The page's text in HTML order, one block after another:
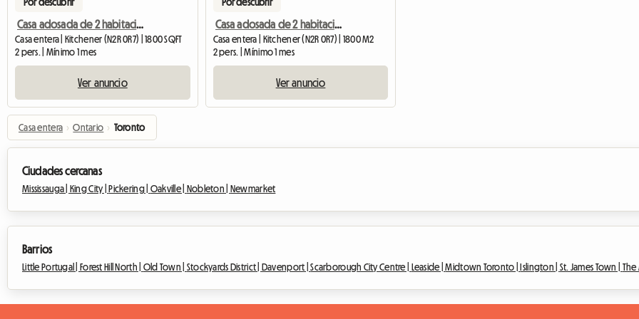
Casa adosada de 2 habitaciones y 2,5 baños
Casa entera | Kitchener (N2R 0R7) | 1800 SQFT
2 pers. | Mínimo 1 mes
Ver anuncio
Casa adosada de 2 habitaciones y 2,5 baños
Casa entera | Kitchener (N2R 0R7) | 1800 M2
2 pers. | Mínimo 1 mes
Ver anuncio
Casa entera › Ontario › Toronto
Ciudades cercanas
Mississauga | King City |Pickering | Oakville | Nobleton | Newmarket
Barrios
Little Portugal |Forest Hill North | Old Town | Stockyards District | Davenport |Scarborough City Centre | Leaside |Midtown Toronto |Islington | St. James Town | The